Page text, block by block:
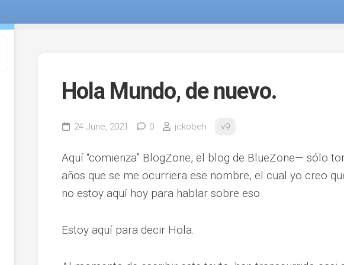
Hola Mundo, de nuevo.
24 June, 2021 0 jckobeh v9
Aquí “comienza” BlogZone, el blog de BlueZone— sólo
años que se me ocurriera ese nombre, el cual yo creo
no estoy aquí hoy para hablar sobre eso.
Estoy aquí para decir Hola.